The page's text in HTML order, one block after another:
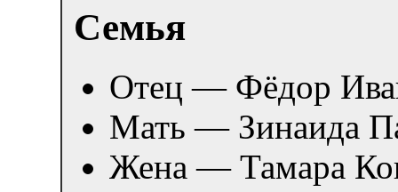
Семья
Отец — Фёдор
Мать — Зинаида
Жена — Тамара